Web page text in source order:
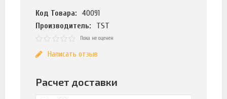
Код Товара:
40091
Производитель:
TST
Пока не оценен
Написать отзыв
Расчет доставки